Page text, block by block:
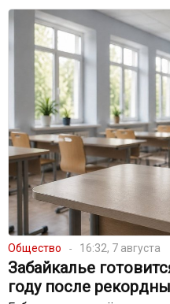
Общество 16:32, 7 августа
Забайкалье
году после